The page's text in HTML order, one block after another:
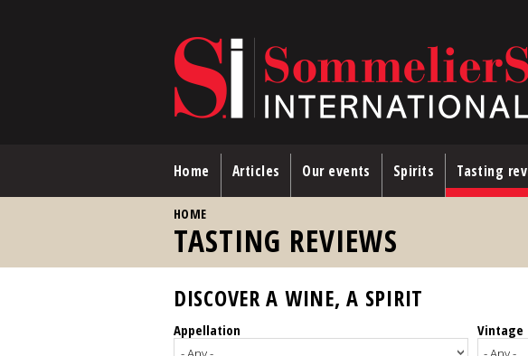
Home Articles Our events Spirits Tasting
HOME
TASTING REVIEWS
DISCOVER A WINE, A SPIRIT
Appellation Vintage